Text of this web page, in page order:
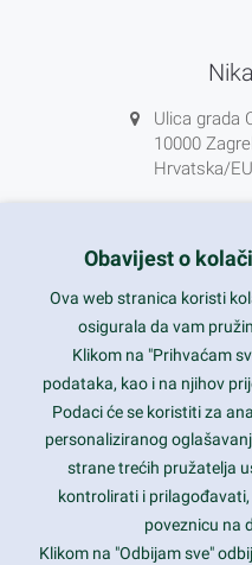
Ulica grada
10000
Hrvatska/EU
HR-AB-01-
Nazovite nas
Tečaj
Obavijest o
Ova web stranica koristi
osigurala da vam
Klikom na "Prihvaćam
podataka, kao i na njihov
Podaci će se koristiti za
personaliziranog
strane trećih pružatelja
kontrolirati i
poveznicu na
Klikom na "Odbijam sve"